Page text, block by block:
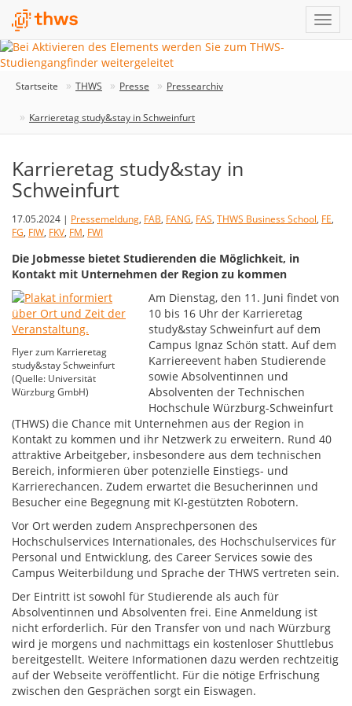
Startseite THWS Presse Pressearchiv
Karrieretag study&stay in Schweinfurt
Karrieretag study&stay in
Schweinfurt
17.05.2024 | Pressemeldung, FAB, FANG, FAS, THWS Business School, FE,
FG, FIW, FKV, FM, FWI
Die Jobmesse bietet Studierenden die Möglichkeit, in
Kontakt mit Unternehmen der Region zu kommen
Flyer zum Karrieretag
study&stay Schweinfurt
(Quelle: Universität
Würzburg GmbH)
Am Dienstag, den 11. Juni findet von
10 bis 16 Uhr der Karrieretag
study&stay Schweinfurt auf dem
Campus Ignaz Schön statt. Auf dem
Karriereevent haben Studierende
sowie Absolventinnen und
Absolventen der Technischen
Hochschule Würzburg-Schweinfurt
(THWS) die Chance mit Unternehmen aus der Region in
Kontakt zu kommen und ihr Netzwerk zu erweitern. Rund 40
attraktive Arbeitgeber, insbesondere aus dem technischen
Bereich, informieren über potenzielle Einstiegs- und
Karrierechancen. Zudem erwartet die Besucherinnen und
Besucher eine Begegnung mit KI-gestützten Robotern.
Vor Ort werden zudem Ansprechpersonen des
Hochschulservices Internationales, des Hochschulservices für
Personal und Entwicklung, des Career Services sowie des
Campus Weiterbildung und Sprache der THWS vertreten sein.
Der Eintritt ist sowohl für Studierende als auch für
Absolventinnen und Absolventen frei. Eine Anmeldung ist
nicht erforderlich. Für den Transfer von und nach Würzburg
wird je morgens und nachmittags ein kostenloser Shuttlebus
bereitgestellt. Weitere Informationen dazu werden rechtzeitig
auf der Webseite veröffentlicht. Für die nötige Erfrischung
zwischen den Gesprächen sorgt ein Eiswagen.